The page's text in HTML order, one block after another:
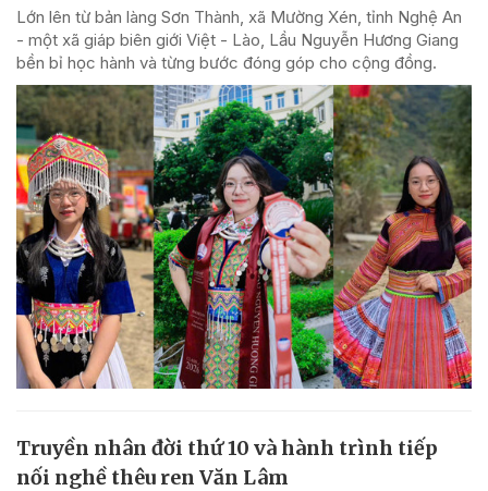
Lớn lên từ bản làng Sơn Thành, xã Mường Xén, tỉnh Nghệ An
- một xã giáp biên giới Việt - Lào, Lầu Nguyễn Hương Giang
bền bỉ học hành và từng bước đóng góp cho cộng đồng.
Truyền nhân đời thứ 10 và hành trình tiếp
nối nghề thêu ren Văn Lâm